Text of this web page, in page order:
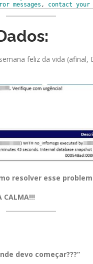
messages , contact your
feliz da vida
resolver esse
CALMA!!!
devo começar???”